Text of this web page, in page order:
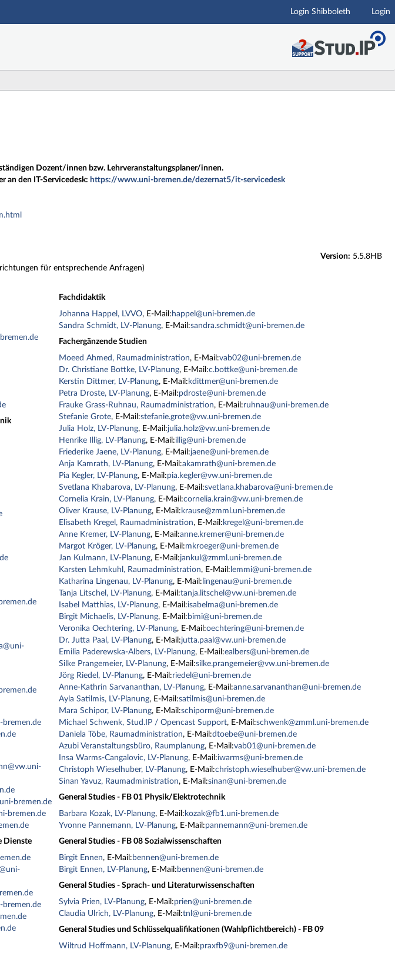
Login Shibboleth Login
Dozent/innen bzw. Lehrveranstaltungsplaner/innen.
an den IT-Servicedesk: https://www.uni-bremen.de/dezernat5/it-servicedesk
Version: 5.5.8HB
für entsprechende Anfragen)
bremen.de
bremen.de
bremen.de
Dienste
bremen.de
Fachdidaktik
Johanna Happel, LVVO, E-Mail: happel@uni-bremen.de
Sandra Schmidt, LV-Planung, E-Mail:sandra.schmidt@uni-bremen.de
Fachergänzende Studien
Moeed Ahmed, Raumadministration, E-Mail:vab02@uni-bremen.de
Dr. Christiane Bottke, LV-Planung, E-Mail:c.bottke@uni-bremen.de
Kerstin Dittmer, LV-Planung, E-Mail: kdittmer@uni-bremen.de
Petra Droste, LV-Planung, E-Mail:pdroste@uni-bremen.de
Frauke Grass-Ruhnau, Raumadministration, E-Mail:ruhnau@uni-bremen.de
Stefanie Grote, E-Mail:stefanie.grote@vw.uni-bremen.de
Julia Holz, LV-Planung, E-Mail:julia.holz@vw.uni-bremen.de
Henrike Illig, LV-Planung, E-Mail:illig@uni-bremen.de
Friederike Jaene, LV-Planung, E-Mail:jaene@uni-bremen.de
Anja Kamrath, LV-Planung, E-Mail:akamrath@uni-bremen.de
Pia Kegler, LV-Planung, E-Mail:pia.kegler@vw.uni-bremen.de
Svetlana Khabarova, LV-Planung, E-Mail:svetlana.khabarova@uni-bremen.de
Cornelia Krain, LV-Planung, E-Mail:cornelia.krain@vw.uni-bremen.de
Oliver Krause, LV-Planung, E-Mail: krause@zmml.uni-bremen.de
Elisabeth Kregel, Raumadministration, E-Mail: kregel@uni-bremen.de
Anne Kremer, LV-Planung, E-Mail:anne.kremer@uni-bremen.de
Margot Kröger, LV-Planung, E-Mail:mkroeger@uni-bremen.de
Jan Kulmann, LV-Planung, E-Mail:jankul@zmml.uni-bremen.de
Karsten Lehmkuhl, Raumadministration, E-Mail: lemmi@uni-bremen.de
Katharina Lingenau, LV-Planung, E-Mail: lingenau@uni-bremen.de
Tanja Litschel, LV-Planung, E-Mail:tanja.litschel@vw.uni-bremen.de
Isabel Matthias, LV-Planung, E-Mail:isabelma@uni-bremen.de
Birgit Michaelis, LV-Planung, E-Mail: bimi@uni-bremen.de
Veronika Oechtering, LV-Planung, E-Mail:oechtering@uni-bremen.de
Dr. Jutta Paal, LV-Planung, E-Mail:jutta.paal@vw.uni-bremen.de
Emilia Paderewska-Albers, LV-Planung, E-Mail:ealbers@uni-bremen.de
Silke Prangemeier, LV-Planung, E-Mail:silke.prangemeier@vw.uni-bremen.de
Jörg Riedel, LV-Planung, E-Mail:riedel@uni-bremen.de
Anne-Kathrin Sarvananthan, LV-Planung, E-Mail:anne.sarvananthan@uni-bremen.de
Ayla Satilmis, LV-Planung, E-Mail:satilmis@uni-bremen.de
Mara Schipor, LV-Planung, E-Mail:schiporm@uni-bremen.de
Michael Schwenk, Stud.IP / Opencast Support, E-Mail:schwenk@zmml.uni-bremen.de
Daniela Töbe, Raumadministration, E-Mail:dtoebe@uni-bremen.de
Azubi Veranstaltungsbüro, Raumplanung, E-Mail:vab01@uni-bremen.de
Insa Warms-Cangalovic, LV-Planung, E-Mail:iwarms@uni-bremen.de
Christoph Wieselhuber, LV-Planung, E-Mail:christoph.wieselhuber@vw.uni-bremen.de
Sinan Yavuz, Raumadministration, E-Mail:sinan@uni-bremen.de
General Studies - FB 01 Physik/Elektrotechnik
Barbara Kozak, LV-Planung, E-Mail: kozak@fb1.uni-bremen.de
Yvonne Pannemann, LV-Planung, E-Mail:pannemann@uni-bremen.de
General Studies - FB 08 Sozialwissenschaften
Birgit Ennen, E-Mail: bennen@uni-bremen.de
Birgit Ennen, LV-Planung, E-Mail: bennen@uni-bremen.de
General Studies - Sprach- und Literaturwissenschaften
Sylvia Prien, LV-Planung, E-Mail:prien@uni-bremen.de
Claudia Ulrich, LV-Planung, E-Mail:tnl@uni-bremen.de
General Studies und Schlüsselqualifikationen (Wahlpflichtbereich) - FB 09
Wiltrud Hoffmann, LV-Planung, E-Mail:praxfb9@uni-bremen.de